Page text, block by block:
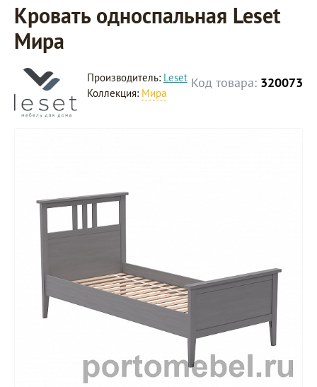
Кровать односпальная Leset
Мира
Код товара: 320073
Производитель: Leset
Коллекция: Мира